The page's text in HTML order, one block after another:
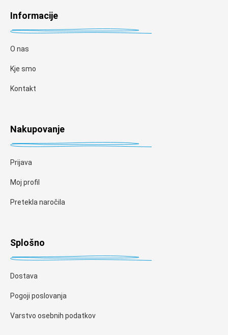
Informacije
O nas
Kje smo
Kontakt
Nakupovanje
Prijava
Moj profil
Pretekla naročila
Splošno
Dostava
Pogoji poslovanja
Varstvo osebnih podatkov